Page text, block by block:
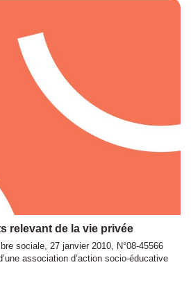
relevant de la vie privée
sociale, 27 janvier 2010, N°08-45566
association d’action socio-éducative